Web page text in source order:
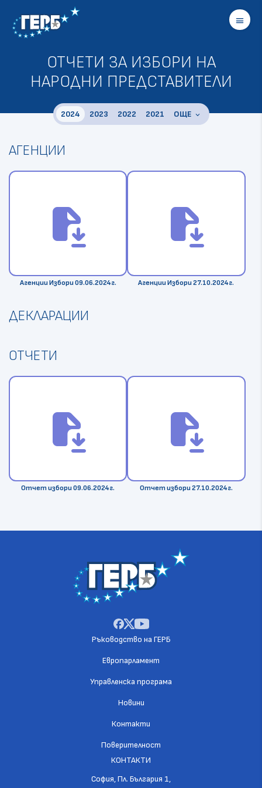
menu
ОТЧЕТИ ЗА ИЗБОРИ НА
НАРОДНИ ПРЕДСТАВИТЕЛИ
2024 2023 2022 2021 OЩЕ keyboard_arrow_down
2017
2014
АГЕНЦИИ
file_save
Агенции Избори 09.06.2024г.
file_save
Агенции Избори 27.10.2024г.
ДЕКЛАРАЦИИ
ОТЧЕТИ
file_save
Отчет избори 09.06.2024г.
file_save
Отчет избори 27.10.2024г.
Ръководство на ГЕРБ
Европарламент
Управленска програма
Новини
Контакти
Поверителност
КОНТАКТИ
София, Пл. България 1,